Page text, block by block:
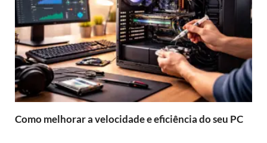
Como melhorar a velocidade e eficiência do seu PC